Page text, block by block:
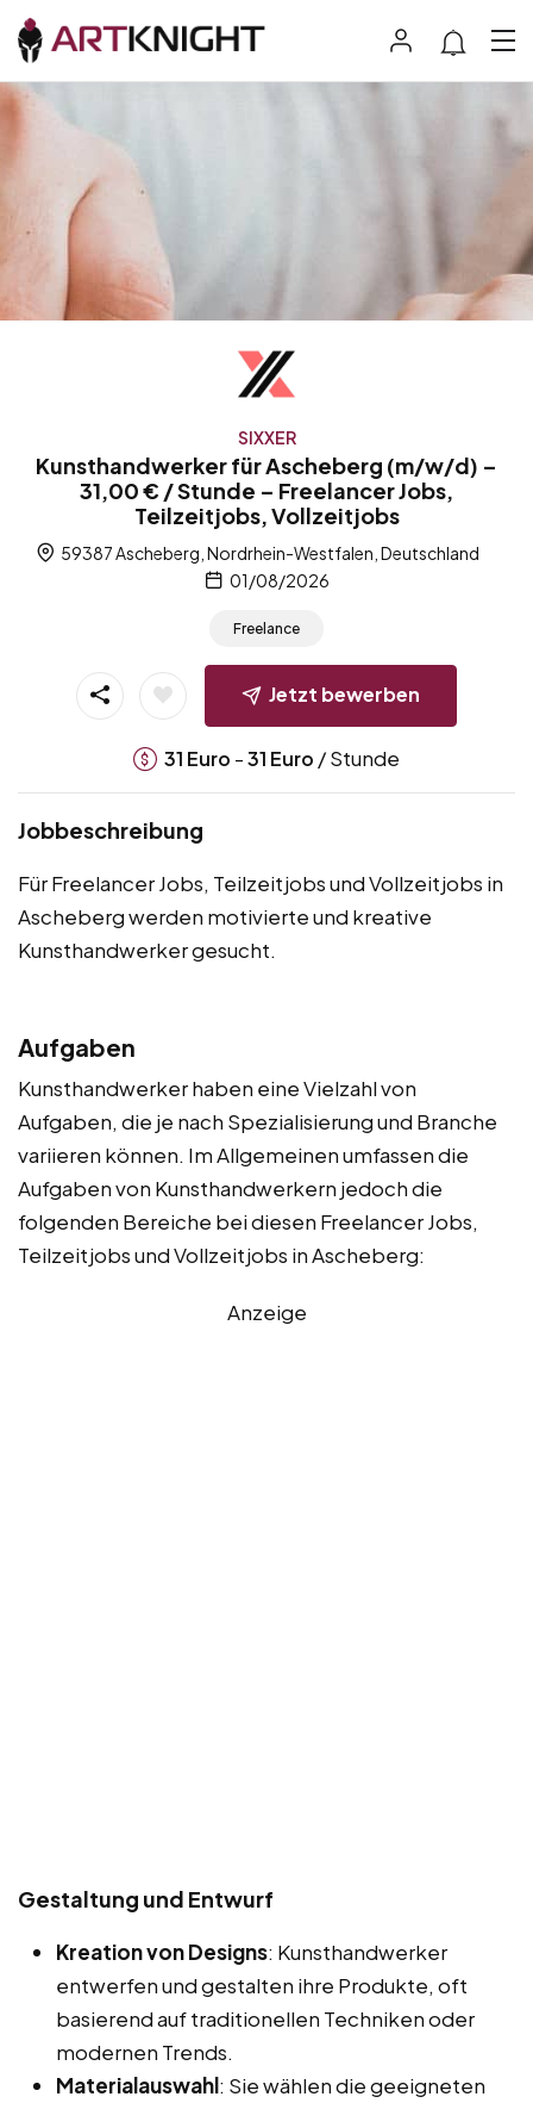
SIXXER
Kunsthandwerker für Ascheberg (m/w/d) –
31,00 € / Stunde – Freelancer Jobs,
Teilzeitjobs, Vollzeitjobs
59387 Ascheberg, Nordrhein-Westfalen, Deutschland
01/08/2026
Freelance
Jetzt bewerben
31 Euro -31 Euro / Stunde
Jobbeschreibung
Für Freelancer Jobs, Teilzeitjobs und Vollzeitjobs in
Ascheberg werden motivierte und kreative
Kunsthandwerker gesucht.
Aufgaben
Kunsthandwerker haben eine Vielzahl von
Aufgaben, die je nach Spezialisierung und Branche
variieren können. Im Allgemeinen umfassen die
Aufgaben von Kunsthandwerkern jedoch die
folgenden Bereiche bei diesen Freelancer Jobs,
Teilzeitjobs und Vollzeitjobs in Ascheberg:
Anzeige
Gestaltung und Entwurf
Kreation von Designs: Kunsthandwerker
entwerfen und gestalten ihre Produkte, oft
basierend auf traditionellen Techniken oder
modernen Trends.
Materialauswahl: Sie wählen die geeigneten